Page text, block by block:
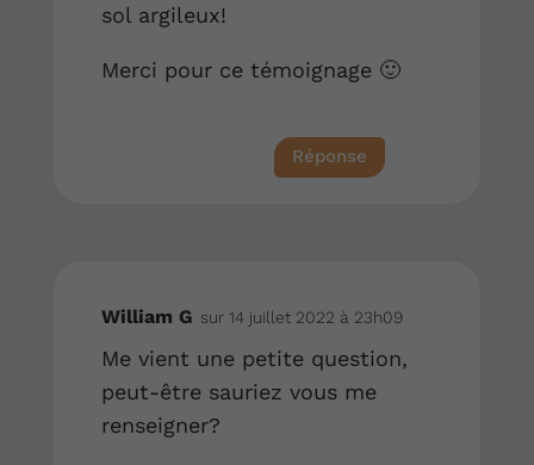
sol argileux!
Merci pour ce témoignage 🙂
Réponse
William G sur 14 juillet 2022 à 23h09
Me vient une petite question,
peut-être sauriez vous me
renseigner?